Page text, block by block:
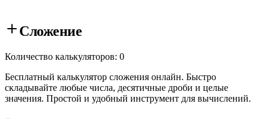
Сложение
Количество калькуляторов: 0
Бесплатный калькулятор сложения онлайн. Быстро
складывайте любые числа, десятичные дроби и целые
значения. Простой и удобный инструмент для вычислений.